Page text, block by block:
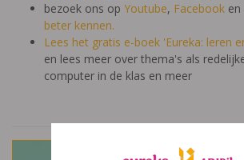
bezoek ons op Youtube, Facebook en
beter kennen.
Lees het gratis e-boek 'Eureka: leren
en lees meer over thema's als
computer in de klas en meer